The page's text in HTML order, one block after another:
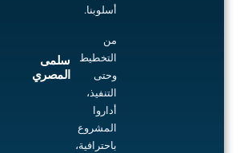
أسلوبنا.
من
التخطيط
وحتى
التنفيذ،
أداروا
المشروع
باحترافية،
سلمى
المصري